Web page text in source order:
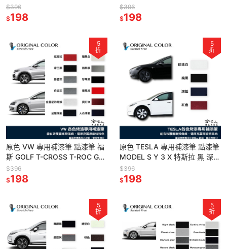
色 大牌 數字 汽車補漆筆 哈家人
$396
$198
石黑 極地白 冰河 汽車補漆筆 哈
家
$396
$198
5
折
原色 VW 專用補漆筆 點漆筆 福
斯 GOLF T-CROSS T-ROC GTI
白 金屬尼泊爾銀 鎢絲銀 哈家人
$396
$198
5
折
原色 TESLA 專用補漆筆 點漆筆
MODEL S Y 3 X 特斯拉 黑 深藍
珍珠白 PPSW PBSB 哈家人
$396
$198
5
折
5
折